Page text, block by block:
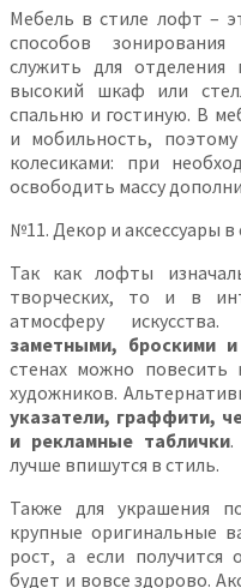
Мебель в стиле лофт –
способов
служить для
высокий шкаф или
спальню и гостиную. В
и мобильность,
колесиками: при
освободить массу
№11. Декор и аксессуары
Так как лофты
творческих, то и в
атмосферу искусства.
заметными, броскими
стенах можно повесить
художников.
указатели, граффити,
и рекламные таблички.
лучше впишутся в стиль.
Также для украшения
крупные оригинальные
рост, а если получится
будет и вовсе здорово.